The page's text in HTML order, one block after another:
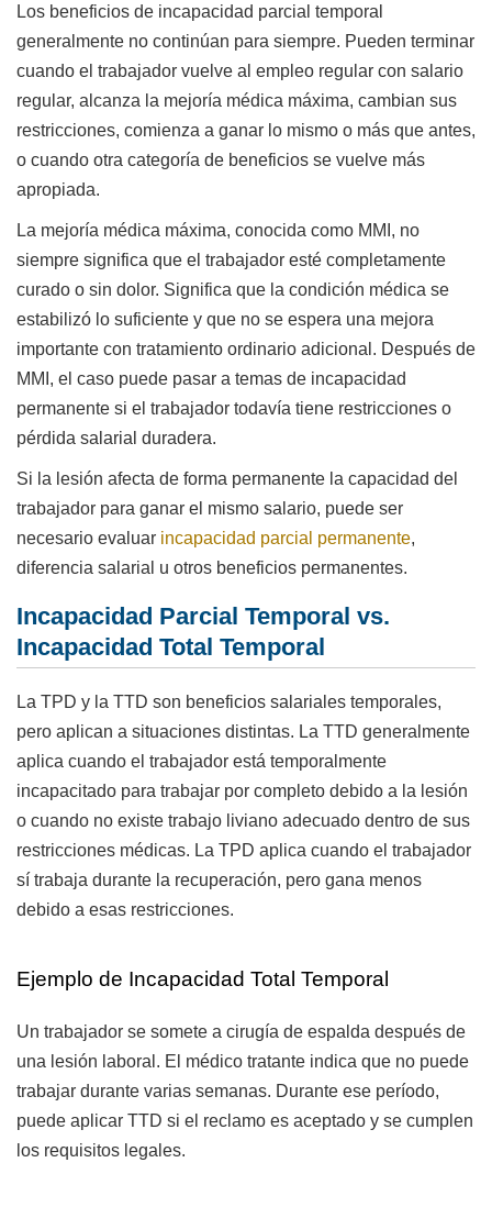
Los beneficios de incapacidad parcial temporal
generalmente no continúan para siempre. Pueden terminar
cuando el trabajador vuelve al empleo regular con salario
regular, alcanza la mejoría médica máxima, cambian sus
restricciones, comienza a ganar lo mismo o más que antes,
o cuando otra categoría de beneficios se vuelve más
apropiada.
La mejoría médica máxima, conocida como MMI, no
siempre significa que el trabajador esté completamente
curado o sin dolor. Significa que la condición médica se
estabilizó lo suficiente y que no se espera una mejora
importante con tratamiento ordinario adicional. Después de
MMI, el caso puede pasar a temas de incapacidad
permanente si el trabajador todavía tiene restricciones o
pérdida salarial duradera.
Si la lesión afecta de forma permanente la capacidad del
trabajador para ganar el mismo salario, puede ser
necesario evaluar incapacidad parcial permanente,
diferencia salarial u otros beneficios permanentes.
Incapacidad Parcial Temporal vs.
Incapacidad Total Temporal
La TPD y la TTD son beneficios salariales temporales,
pero aplican a situaciones distintas. La TTD generalmente
aplica cuando el trabajador está temporalmente
incapacitado para trabajar por completo debido a la lesión
o cuando no existe trabajo liviano adecuado dentro de sus
restricciones médicas. La TPD aplica cuando el trabajador
sí trabaja durante la recuperación, pero gana menos
debido a esas restricciones.
Ejemplo de Incapacidad Total Temporal
Un trabajador se somete a cirugía de espalda después de
una lesión laboral. El médico tratante indica que no puede
trabajar durante varias semanas. Durante ese período,
puede aplicar TTD si el reclamo es aceptado y se cumplen
los requisitos legales.